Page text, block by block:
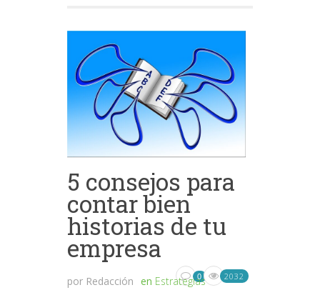
5 consejos para
contar bien
historias de tu
empresa
por Redacción en Estrategias
0 2032